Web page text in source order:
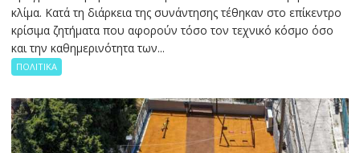
κλίμα. Κατά τη διάρκεια της συνάντησης τέθηκαν στο επίκεντρο
κρίσιμα ζητήματα που αφορούν τόσο τον τεχνικό κόσμο όσο
και την καθημερινότητα των...
ΠΟΛΙΤΙΚΑ